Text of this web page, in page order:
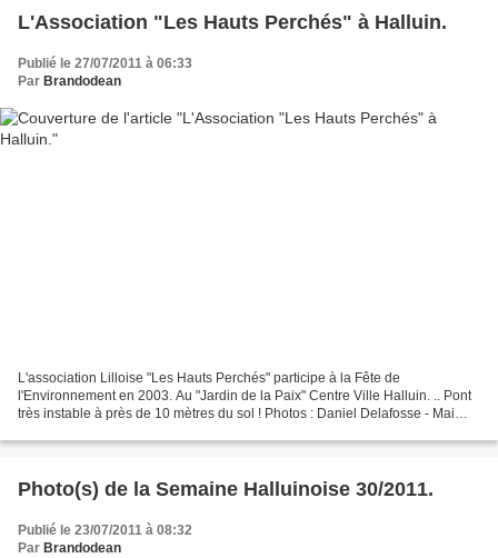
L'Association "Les Hauts Perchés" à Halluin.
Publié le 27/07/2011 à 06:33
Par Brandodean
L'association Lilloise "Les Hauts Perchés" participe à la Fête de
l'Environnement en 2003. Au "Jardin de la Paix" Centre Ville Halluin. .. Pont
très instable à près de 10 mètres du sol ! Photos : Daniel Delafosse - Mai
Photo(s) de la Semaine Halluinoise 30/2011.
Publié le 23/07/2011 à 08:32
Par Brandodean